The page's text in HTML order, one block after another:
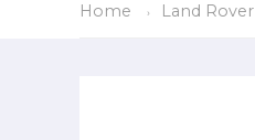
Home Land Rover